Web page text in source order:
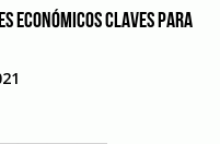
ECONÓMICOS CLAVES PARA